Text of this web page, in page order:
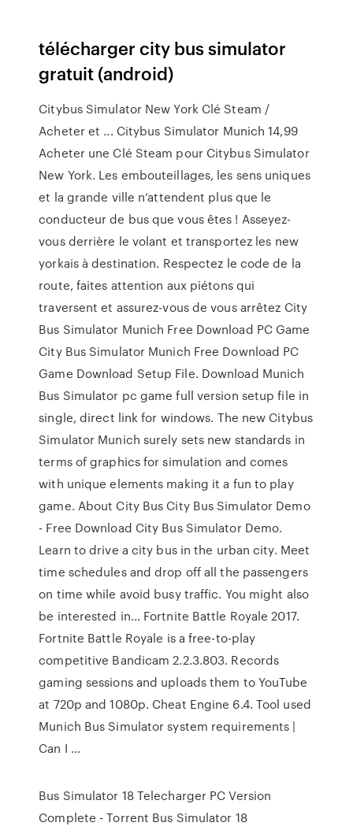
télécharger city bus simulator
gratuit (android)
Citybus Simulator New York Clé Steam /
Acheter et ... Citybus Simulator Munich 14,99
Acheter une Clé Steam pour Citybus Simulator
New York. Les embouteillages, les sens uniques
et la grande ville n‘attendent plus que le
conducteur de bus que vous êtes ! Asseyez-
vous derrière le volant et transportez les new
yorkais à destination. Respectez le code de la
route, faites attention aux piétons qui
traversent et assurez-vous de vous arrêtez City
Bus Simulator Munich Free Download PC Game
City Bus Simulator Munich Free Download PC
Game Download Setup File. Download Munich
Bus Simulator pc game full version setup file in
single, direct link for windows. The new Citybus
Simulator Munich surely sets new standards in
terms of graphics for simulation and comes
with unique elements making it a fun to play
game. About City Bus City Bus Simulator Demo
- Free Download City Bus Simulator Demo.
Learn to drive a city bus in the urban city. Meet
time schedules and drop off all the passengers
on time while avoid busy traffic. You might also
be interested in… Fortnite Battle Royale 2017.
Fortnite Battle Royale is a free-to-play
competitive Bandicam 2.2.3.803. Records
gaming sessions and uploads them to YouTube
at 720p and 1080p. Cheat Engine 6.4. Tool used
Munich Bus Simulator system requirements |
Can I …
Bus Simulator 18 Telecharger PC Version
Complete - Torrent Bus Simulator 18